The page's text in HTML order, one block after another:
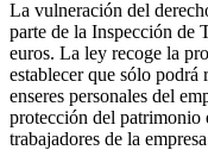
La vulneración del
parte de la Inspección de
euros. La ley recoge la
establecer que sólo podrá
enseres personales del
protección del patrimonio
trabajadores de la